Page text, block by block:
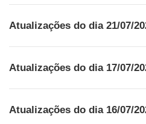
Atualizações do dia 21/07/
Atualizações do dia 17/07/
Atualizações do dia 16/07/